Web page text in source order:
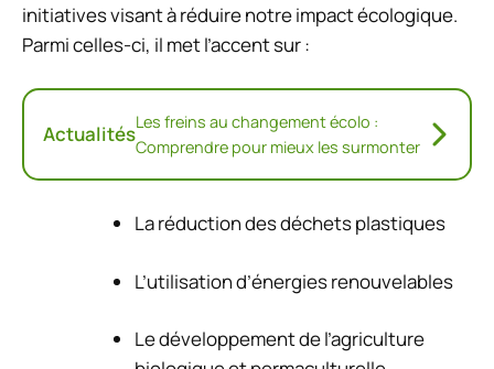
initiatives visant à réduire notre impact écologique.
Parmi celles-ci, il met l’accent sur :
ActualitésLes freins au changement écolo :
Comprendre pour mieux les surmonter
La réduction des déchets plastiques
L’utilisation d’énergies renouvelables
Le développement de l’agriculture